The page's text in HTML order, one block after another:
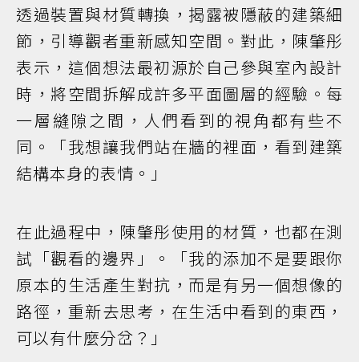
透過裝置與材質轉換，揭露被隱蔽的建築細
節，引導觀者重新感知空間。對此，陳肇彤
表示，這個想法最初源於自己參與室內設計
時，將空間拆解成許多平面圖層的經驗。每
一層縫隙之間，人們看到的視角都有些不
同。「我想讓我們站在牆的裡面，看到建築
結構本身的表情。」
在此過程中，陳肇彤使用的材質，也都在測
試「觀看的邊界」。「我的添加不是要跟你
原本的生活產生對抗，而是有另一個想像的
路徑，重新去思考，在生活中看到的東西，
可以有什麼分岔？」